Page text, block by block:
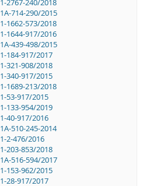
1A-714-290/2015
1-1662-573/2018
1-1644-917/2016
1A-439-498/2015
1-184-917/2017
1-321-908/2018
1-340-917/2015
1-1689-213/2018
1-53-917/2015
1-133-954/2019
1-40-917/2016
1A-510-245-2014
1-2-476/2016
1-203-853/2018
1A-516-594/2017
1-153-962/2015
1-28-917/2017